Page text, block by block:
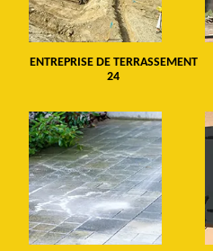
ENTREPRISE DE TERRASSEMENT
24